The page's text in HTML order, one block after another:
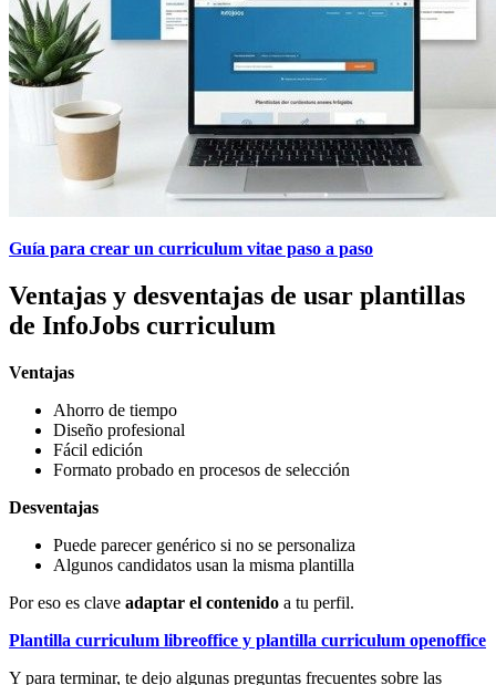
Guía para crear un curriculum vitae paso a paso
Ventajas y desventajas de usar plantillas
de InfoJobs curriculum
Ventajas
Ahorro de tiempo
Diseño profesional
Fácil edición
Formato probado en procesos de selección
Desventajas
Puede parecer genérico si no se personaliza
Algunos candidatos usan la misma plantilla
Por eso es clave adaptar el contenido a tu perfil.
Plantilla curriculum libreoffice y plantilla curriculum openoffice
Y para terminar, te dejo algunas preguntas frecuentes sobre las